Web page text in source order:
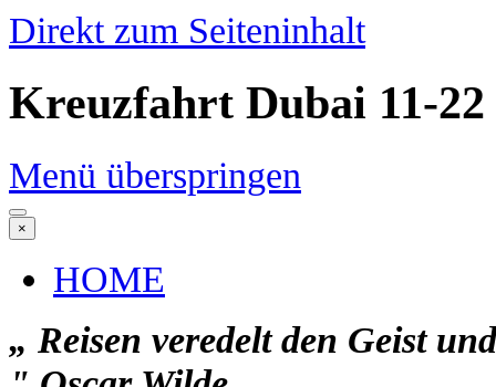
Direkt zum Seiteninhalt
Kreuzfahrt Dubai 11-
Menü überspringen
×
HOME
„ Reisen veredelt den Geist